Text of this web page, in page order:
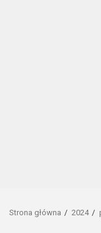
Strona główna 2024